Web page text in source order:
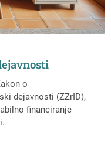
o
dejavnosti (ZZrID),
financiranje